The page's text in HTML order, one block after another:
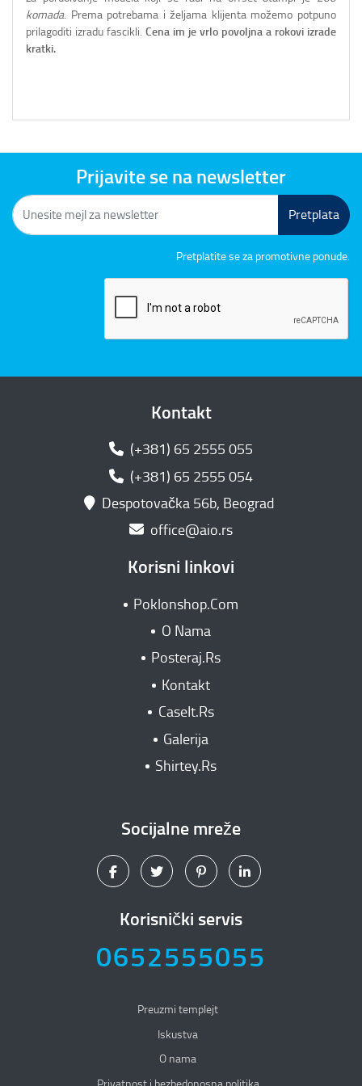
komada. Prema potrebama i željama klijenta možemo potpuno
prilagoditi izradu fascikli. Cena im je vrlo povoljna a rokovi izrade
kratki.
Prijavite se na newsletter
Pretplata
Pretplatite se za promotivne ponude.
Kontakt
(+381) 65 2555 055
(+381) 65 2555 054
Despotovačka 56b, Beograd
office@aio.rs
Korisni linkovi
Poklonshop.Com
O Nama
Posteraj.Rs
Kontakt
CaseIt.Rs
Galerija
Shirtey.Rs
Socijalne mreže
Korisnički servis
0652555055
Preuzmi templejt
Iskustva
O nama
Privatnost i bezbedonosna politika